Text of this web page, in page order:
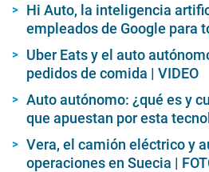
Hi Auto, la inteligencia
empleados de Google para
Uber Eats y el auto
pedidos de comida | VIDEO
Auto autónomo: ¿qué es y
que apuestan por esta
Vera, el camión eléctrico y
operaciones en Suecia |